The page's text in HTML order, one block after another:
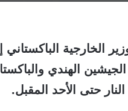
الخارجية
الهندي
حتى الأحد المقبل.